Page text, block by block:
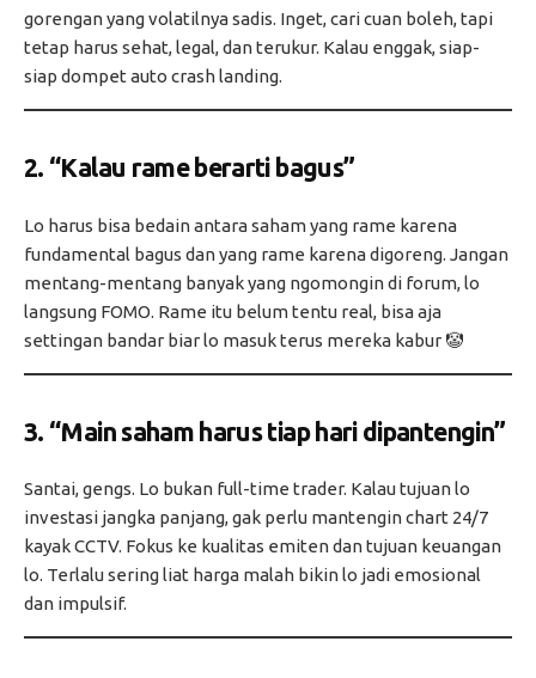
gorengan yang volatilnya sadis. Inget, cari cuan boleh, tapi
tetap harus sehat, legal, dan terukur. Kalau enggak, siap-
siap dompet auto crash landing.
2. “Kalau rame berarti bagus”
Lo harus bisa bedain antara saham yang rame karena
fundamental bagus dan yang rame karena digoreng. Jangan
mentang-mentang banyak yang ngomongin di forum, lo
langsung FOMO. Rame itu belum tentu real, bisa aja
settingan bandar biar lo masuk terus mereka kabur 🤡
3. “Main saham harus tiap hari dipantengin”
Santai, gengs. Lo bukan full-time trader. Kalau tujuan lo
investasi jangka panjang, gak perlu mantengin chart 24/7
kayak CCTV. Fokus ke kualitas emiten dan tujuan keuangan
lo. Terlalu sering liat harga malah bikin lo jadi emosional
dan impulsif.